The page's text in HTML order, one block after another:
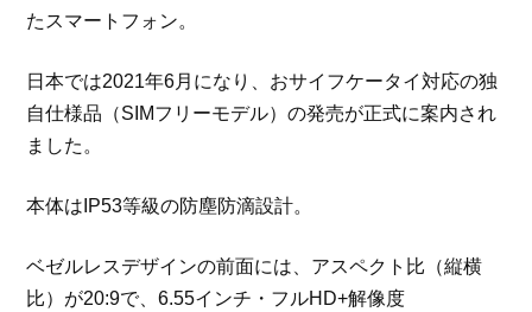
たスマートフォン。
日本では2021年6月になり、おサイフケータイ対応の独
自仕様品（SIMフリーモデル）の発売が正式に案内され
ました。
本体はIP53等級の防塵防滴設計。
ベゼルレスデザインの前面には、アスペクト比（縦横
比）が20:9で、6.55インチ・フルHD+解像度